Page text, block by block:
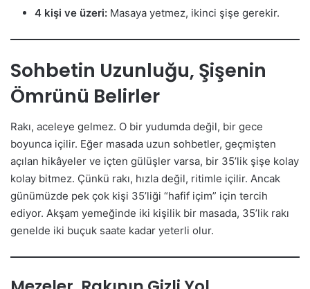
4 kişi ve üzeri: Masaya yetmez, ikinci şişe gerekir.
Sohbetin Uzunluğu, Şişenin
Ömrünü Belirler
Rakı, aceleye gelmez. O bir yudumda değil, bir gece
boyunca içilir. Eğer masada uzun sohbetler, geçmişten
açılan hikâyeler ve içten gülüşler varsa, bir 35’lik şişe kolay
kolay bitmez. Çünkü rakı, hızla değil, ritimle içilir. Ancak
günümüzde pek çok kişi 35’liği “hafif içim” için tercih
ediyor. Akşam yemeğinde iki kişilik bir masada, 35’lik rakı
genelde iki buçuk saate kadar yeterli olur.